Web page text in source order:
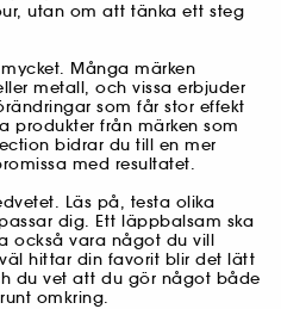
utan om att tänka ett steg
Många märken
metall, och vissa erbjuder
som får stor effekt
produkter från märken som
bidrar du till en mer
med resultatet.
Läs på, testa olika
dig. Ett läppbalsam ska
också vara något du vill
hittar din favorit blir det lätt
du vet att du gör något både
omkring.